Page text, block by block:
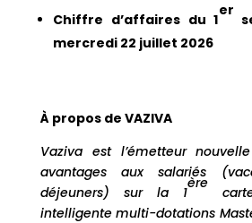
Chiffre d’affaires du 1
er
mercredi 22 juillet 2026
À propos de VAZIVA
Vaziva est l’émetteur
avantages aux salariés
déjeuners) sur la 1
ère
intelligente multi-dotations